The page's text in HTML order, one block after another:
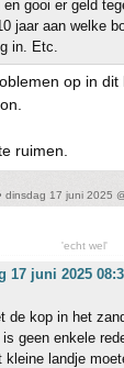
gooi er geld
jaar aan welke
in. Etc.
op in dit
ruimen.
dinsdag 17 juni 2025
'echt wel'
17 juni 2025
de kop in het
geen enkele
landje